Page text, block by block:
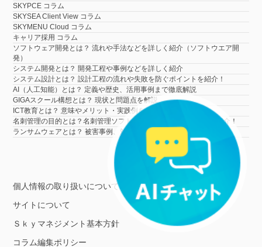
SKYPCE コラム
SKYSEA Client View コラム
SKYMENU Cloud コラム
キャリア採用 コラム
ソフトウェア開発とは？ 流れや手法などを詳しく紹介（ソフトウエア開
発）
システム開発とは？ 開発工程や事例などを詳しく紹介
システム設計とは？ 設計工程の流れや失敗を防ぐポイントを紹介！
AI（人工知能）とは？ 定義や歴史、活用事例まで徹底解説
GIGAスクール構想とは？ 現状と問題点を解説
ICT教育とは？ 意味やメリット・実践例を簡単に解説
名刺管理の目的とは？名刺管理ソフトウェアの導入方法・事例も紹介！
ランサムウェアとは？ 被害事例、対策・対処法を解説
個人情報の取り扱いについて
サイトについて
Ｓｋｙマネジメント基本方針
コラム編集ポリシー